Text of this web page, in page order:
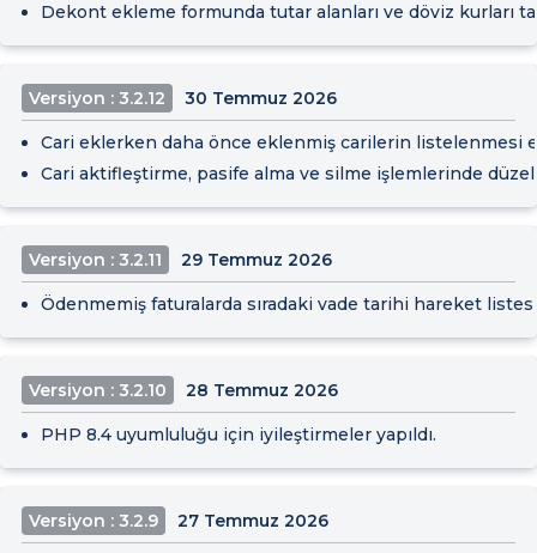
Dekont ekleme formunda tutar alanları ve döviz kurları
Versiyon : 3.2.12 30 Temmuz 2026
Cari eklerken daha önce eklenmiş carilerin listelenmesi
Cari aktifleştirme, pasife alma ve silme işlemlerinde
Versiyon : 3.2.11 29 Temmuz 2026
Ödenmemiş faturalarda sıradaki vade tarihi hareket
Versiyon : 3.2.10 28 Temmuz 2026
PHP 8.4 uyumluluğu için iyileştirmeler yapıldı.
Versiyon : 3.2.9 27 Temmuz 2026